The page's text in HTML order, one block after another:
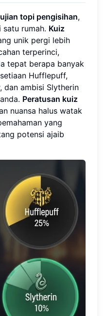
ujian topi pengisihan,
satu rumah. Kuiz
unik pergi lebih
terperinci,
tepat berapa banyak
Hufflepuff,
dan ambisi Slytherin
Peratusan kuiz
nuansa halus watak
yang
potensi ajaib